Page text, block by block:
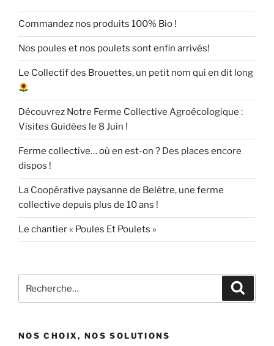
Commandez nos produits 100% Bio !
Nos poules et nos poulets sont enfin arrivés!
Le Collectif des Brouettes, un petit nom qui en dit long
Découvrez Notre Ferme Collective Agroécologique :
Visites Guidées le 8 Juin !
Ferme collective… où en est-on ? Des places encore
dispos !
La Coopérative paysanne de Belêtre, une ferme
collective depuis plus de 10 ans !
Le chantier « Poules Et Poulets »
pour
NOS CHOIX, NOS SOLUTIONS